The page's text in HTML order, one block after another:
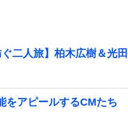
二人旅】柏木広樹＆光
をアピールするCMたち